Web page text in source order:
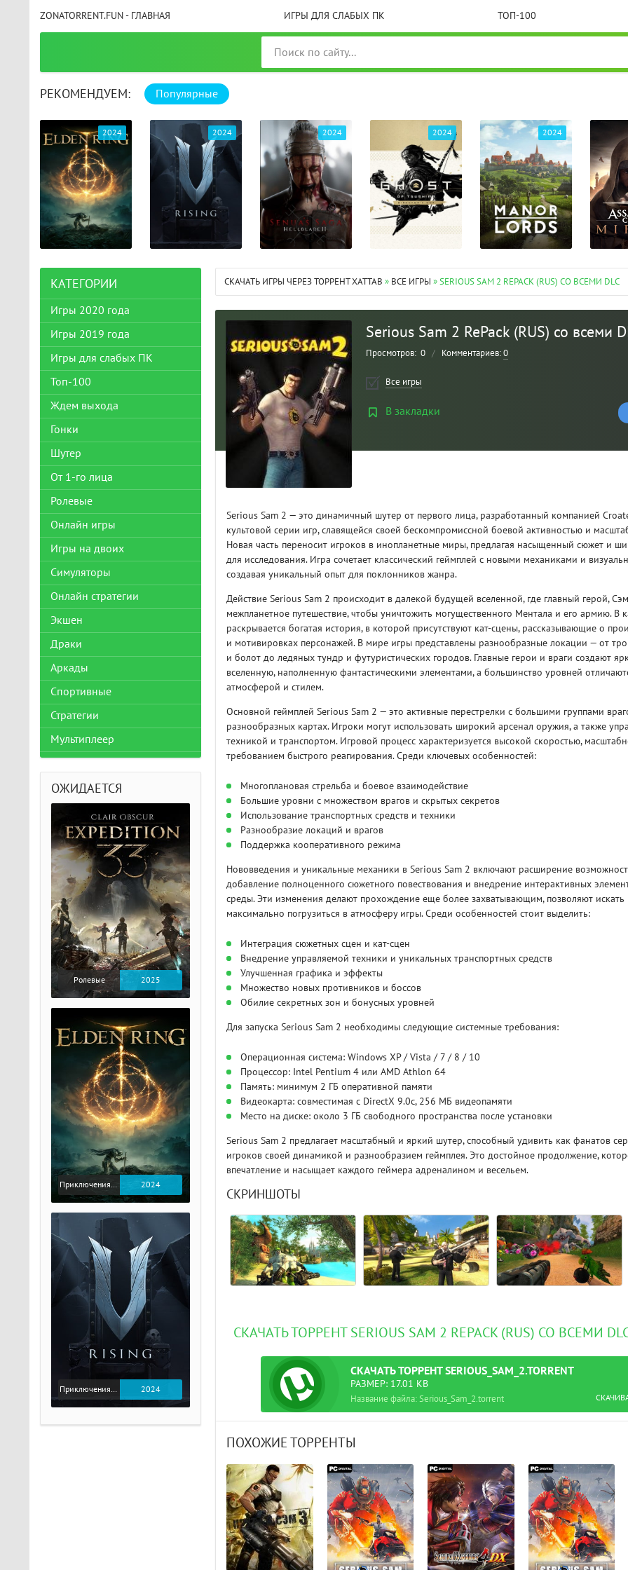
ZONATORRENT.FUN - ГЛАВНАЯ ИГРЫ ДЛЯ СЛАБЫХ ПК ТОП-100
РЕКОМЕНДУЕМ: Популярные
2024 2024 2024 2024 2024
СКАЧАТЬ ИГРЫ ЧЕРЕЗ ТОРРЕНТ XATTAB » ВСЕ ИГРЫ » SERIOUS SAM 2 REPACK (RUS) СО ВСЕМИ DLC
Serious Sam 2 RePack (RUS) со всеми
Просмотров: 0 / Комментариев:0
Все игры
В закладки
Serious Sam 2 — это динамичный шутер от первого лица, разработанный компанией
культовой серии игр, славящейся своей бескомпромиссной боевой активностью и
Новая часть переносит игроков в инопланетные миры, предлагая насыщенный сюжет и
для исследования. Игра сочетает классический геймплей с новыми механиками и
создавая уникальный опыт для поклонников жанра.
Действие Serious Sam 2 происходит в далекой будущей вселенной, где главный герой,
межпланетное путешествие, чтобы уничтожить могущественного Ментала и его армию. В
раскрывается богатая история, в которой присутствуют кат-сцены, рассказывающие о
и мотивировках персонажей. В мире игры представлены разнообразные локации — от
и болот до ледяных тундр и футуристических городов. Главные герои и враги создают
вселенную, наполненную фантастическими элементами, а большинство уровней
атмосферой и стилем.
Основной геймплей Serious Sam 2 — это активные перестрелки с большими группами
разнообразных картах. Игроки могут использовать широкий арсенал оружия, а также
техникой и транспортом. Игровой процесс характеризуется высокой скоростью,
требованием быстрого реагирования. Среди ключевых особенностей:
Многоплановая стрельба и боевое взаимодействие
Большие уровни с множеством врагов и скрытых секретов
Использование транспортных средств и техники
Разнообразие локаций и врагов
Поддержка кооперативного режима
Нововведения и уникальные механики в Serious Sam 2 включают расширение
добавление полноценного сюжетного повествования и внедрение интерактивных
среды. Эти изменения делают прохождение еще более захватывающим, позволяют искать
максимально погрузиться в атмосферу игры. Среди особенностей стоит выделить:
Интеграция сюжетных сцен и кат-сцен
Внедрение управляемой техники и уникальных транспортных средств
Улучшенная графика и эффекты
Множество новых противников и боссов
Обилие секретных зон и бонусных уровней
Для запуска Serious Sam 2 необходимы следующие системные требования:
Операционная система: Windows XP / Vista / 7 / 8 / 10
Процессор: Intel Pentium 4 или AMD Athlon 64
Память: минимум 2 ГБ оперативной памяти
Видеокарта: совместимая с DirectX 9.0c, 256 МБ видеопамяти
Место на диске: около 3 ГБ свободного пространства после установки
Serious Sam 2 предлагает масштабный и яркий шутер, способный удивить как фанатов
игроков своей динамикой и разнообразием геймплея. Это достойное продолжение,
впечатление и насыщает каждого геймера адреналином и весельем.
СКРИНШОТЫ
СКАЧАТЬ ТОРРЕНТ SERIOUS SAM 2 REPACK (RUS) СО ВСЕМИ
СКАЧАТЬТОРРЕНТSERIOUS_SAM_2.TORRENT
РАЗМЕР: 17.01 KB
Название файла: Serious_Sam_2.torrent
ПОХОЖИЕ ТОРРЕНТЫ
КАТЕГОРИИ
Игры 2020 года
Игры 2019 года
Игры для слабых ПК
Топ-100
Ждем выхода
Гонки
Шутер
От 1-го лица
Ролевые
Онлайн игры
Игры на двоих
Симуляторы
Онлайн стратегии
Экшен
Драки
Аркады
Спортивные
Стратегии
Мультиплеер
ОЖИДАЕТСЯ
Ролевые 2025
Приключения / Экшен / Ролевые 2024
Приключения / Экшен 2024
3/ 5.0
CLAIR OBSCUR: EXPEDITION 33 НА
РУССКОМ НА ПК
Рейтинг
3
SHADOW OF THE ERDTREE
V RISING